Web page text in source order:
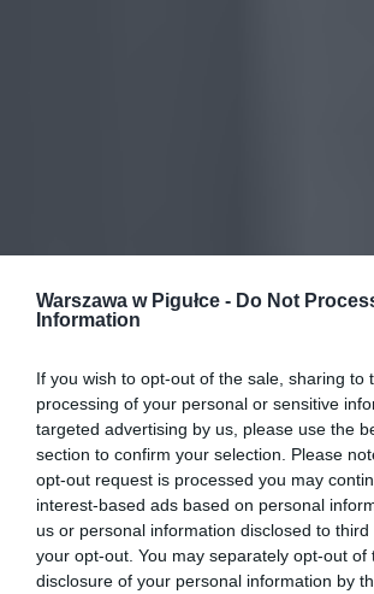
Warszawa w Pigułce - Do Not
Information
If you wish to opt-out of the sale, sharing to
processing of your personal or sensitive
targeted advertising by us, please use the
section to confirm your selection. Please
opt-out request is processed you may
interest-based ads based on personal
us or personal information disclosed to
your opt-out. You may separately opt-out of
disclosure of your personal information by